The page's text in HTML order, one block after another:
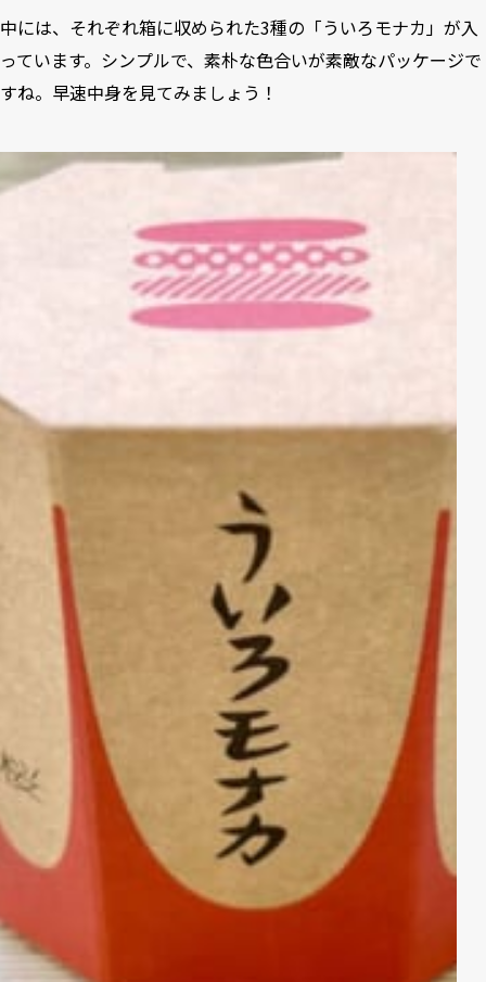
中には、それぞれ箱に収められた3種の「ういろモナカ」が入
っています。シンプルで、素朴な色合いが素敵なパッケージで
すね。早速中身を見てみましょう！